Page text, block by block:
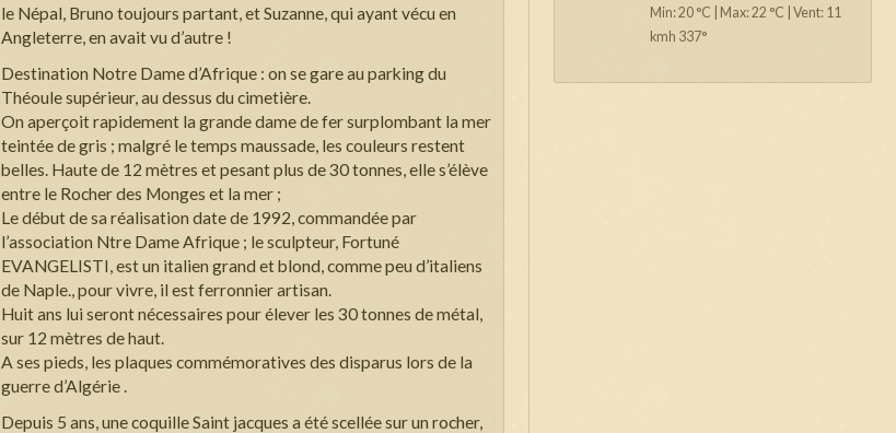
le Népal, Bruno toujours partant, et Suzanne, qui ayant vécu en
Angleterre, en avait vu d’autre !
Destination Notre Dame d’Afrique : on se gare au parking du
Théoule supérieur, au dessus du cimetière.
On aperçoit rapidement la grande dame de fer surplombant la mer
teintée de gris ; malgré le temps maussade, les couleurs restent
belles. Haute de 12 mètres et pesant plus de 30 tonnes, elle s’élève
entre le Rocher des Monges et la mer ;
Le début de sa réalisation date de 1992, commandée par
l’association Ntre Dame Afrique ; le sculpteur, Fortuné
EVANGELISTI, est un italien grand et blond, comme peu d’italiens
de Naple., pour vivre, il est ferronnier artisan.
Huit ans lui seront nécessaires pour élever les 30 tonnes de métal,
sur 12 mètres de haut.
A ses pieds, les plaques commémoratives des disparus lors de la
guerre d’Algérie .
Depuis 5 ans, une coquille Saint jacques a été scellée sur un rocher,
Min: 20 °C | Max: 22 °C | Vent: 11
kmh 337°